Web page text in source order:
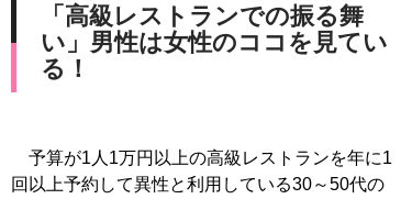
「高級レストランでの振る舞
い」男性は女性のココを見てい
る！
予算が1人1万円以上の高級レストランを年に1
回以上予約して異性と利用している30～50代の